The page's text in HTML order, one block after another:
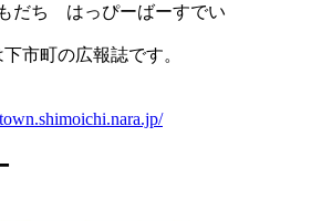
だち はっぴーばーすでい
市町の広報誌です。